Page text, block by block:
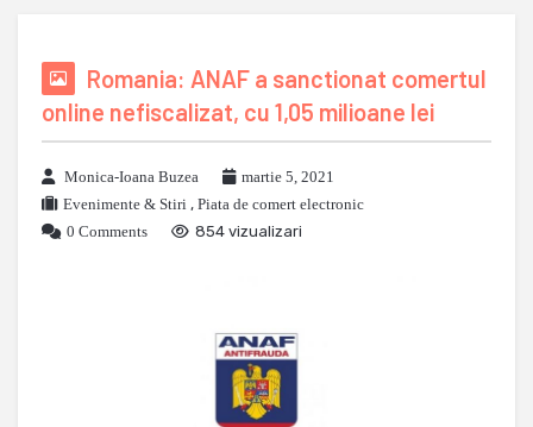
Romania: ANAF a sanctionat comertul
online nefiscalizat, cu 1,05 milioane lei
Monica-Ioana Buzea
martie 5, 2021
Evenimente & Stiri , Piata de comert electronic
0 Comments
854 vizualizari